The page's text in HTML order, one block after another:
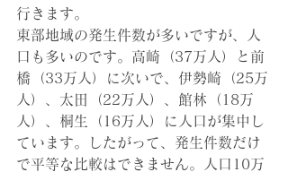
行きます。
東部地域の発生件数が多いですが、人
口も多いのです。高崎（37万人）と前
橋（33万人）に次いで、伊勢崎（25万
人）、太田（22万人）、館林（18万
人）、桐生（16万人）に人口が集中し
ています。したがって、発生件数だけ
で平等な比較はできません。人口10万